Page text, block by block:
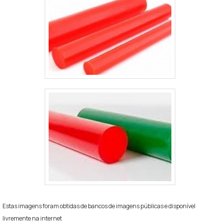
Estas imagens foram obtidas de bancos de imagens públicas e disponível
livremente na internet